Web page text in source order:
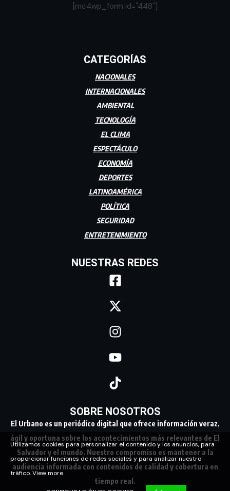
[mc4wp_form id="448"]
CATEGORÍAS
NACIONALES
INTERNACIONALES
AMBIENTAL
TECNOLOGÍA
EL CLIMA
ESPECTÁCULO
ECONOMÍA
DEPORTES
LATINOAMÉRICA
POLÍTICA
SEGURIDAD
ENTRETENIMIENTO
NUESTRAS REDES
SOBRE NOSOTROS
El Urbano es un periódico digital que ofrece información veraz,
ágil y oportuna sobre los acontecimientos más relevantes de El
Salvador y el mundo. Nuestro compromiso es mantener a la
audiencia informada con contenidos de calidad y cobertura en
tiempo real.
Utilizamos cookies para personalizar el contenido y los anuncios, para
proporcionar funciones de redes sociales y para analizar nuestro
tráfico.View more